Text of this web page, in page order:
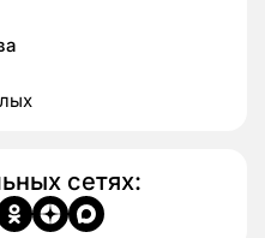
сетях: